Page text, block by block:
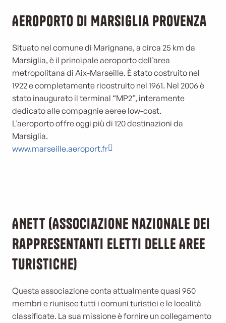
Aeroporto di Marsiglia Provenza
Situato nel comune di Marignane, a circa 25 km da
Marsiglia, è il principale aeroporto dell’area
metropolitana di Aix-Marseille. È stato costruito nel
1922 e completamente ricostruito nel 1961. Nel 2006 è
stato inaugurato il terminal “MP2”, interamente
dedicato alle compagnie aeree low-cost.
L’aeroporto offre oggi più di 120 destinazioni da
Marsiglia.
www.marseille.aeroport.fr
ANETT (Associazione Nazionale dei
Rappresentanti Eletti delle Aree
Turistiche)
Questa associazione conta attualmente quasi 950
membri e riunisce tutti i comuni turistici e le località
classificate. La sua missione è fornire un collegamento